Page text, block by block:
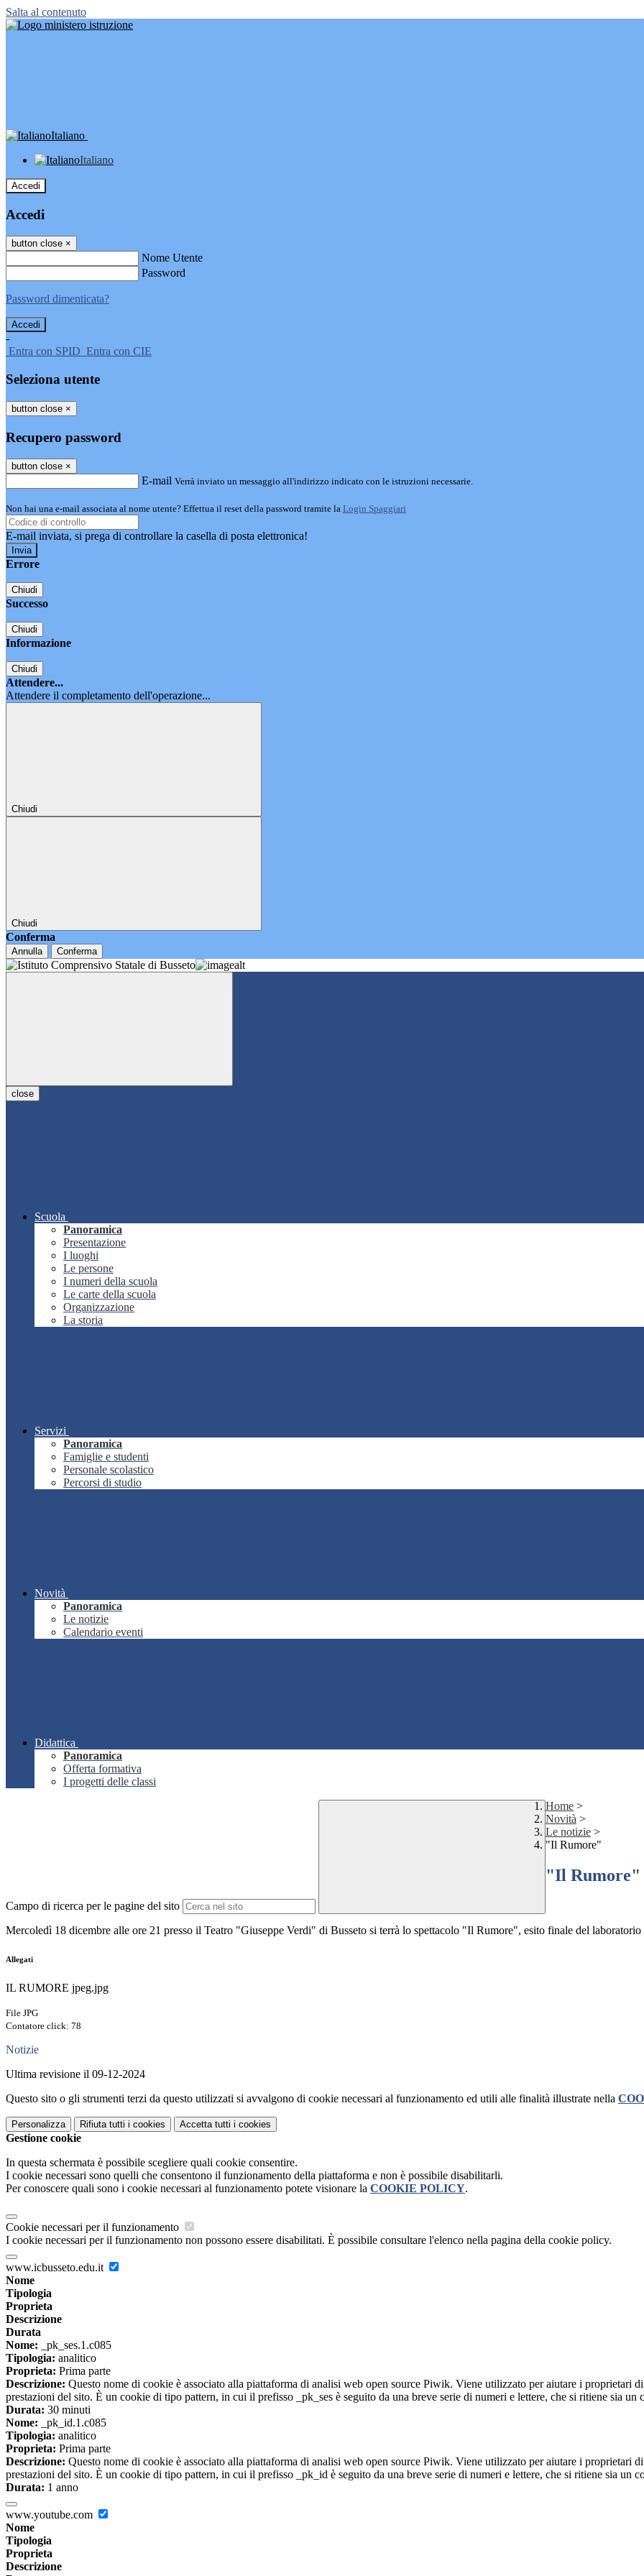
Salta al contenuto
Italiano
Italiano
Accedi
Accedi
button close ×
Nome Utente
Password
Password dimenticata?
-
Entra con SPID Entra con CIE
Seleziona utente
button close ×
Recupero password
button close ×
E-mail Verrà inviato un messaggio all'indirizzo indicato con le istruzioni necessarie.
Non hai una e-mail associata al nome utente? Effettua il reset della password tramite la Login Spaggiari
E-mail inviata, si prega di controllare la casella di posta elettronica!
Errore
Chiudi
Successo
Chiudi
Informazione
Chiudi
Attendere...
Attendere il completamento dell'operazione...
Chiudi
Chiudi
Conferma
Annulla Conferma
close
Scuola
Panoramica
Presentazione
I luoghi
Le persone
I numeri della scuola
Le carte della scuola
Organizzazione
La storia
Servizi
Panoramica
Famiglie e studenti
Personale scolastico
Percorsi di studio
Novità
Panoramica
Le notizie
Calendario eventi
Didattica
Panoramica
Offerta formativa
I progetti delle classi
Campo di ricerca per le pagine del sito
Home >
Novità >
Le notizie >
"Il Rumore"
"Il Rumore"
Mercoledì 18 dicembre alle ore 21 presso il Teatro "Giuseppe Verdi" di Busseto si terrà lo spettacolo "Il Rumore", esito finale del
Allegati
IL RUMORE jpeg.jpg
File JPG
Contatore click: 78
Notizie
Ultima revisione il 09-12-2024
Questo sito o gli strumenti terzi da questo utilizzati si avvalgono di cookie necessari al funzionamento ed utili alle finalità illustrate nella
Personalizza Rifiuta tutti i cookies Accetta tutti i cookies
Gestione cookie
In questa schermata è possibile scegliere quali cookie consentire.
I cookie necessari sono quelli che consentono il funzionamento della piattaforma e non è possibile disabilitarli.
Per conoscere quali sono i cookie necessari al funzionamento potete visionare la COOKIE POLICY.
Cookie necessari per il funzionamento
I cookie necessari per il funzionamento non possono essere disabilitati. È possibile consultare l'elenco nella pagina della cookie policy.
www.icbusseto.edu.it
Nome
Tipologia
Proprieta
Descrizione
Durata
Nome: _pk_ses.1.c085
Tipologia: analitico
Proprieta: Prima parte
Descrizione: Questo nome di cookie è associato alla piattaforma di analisi web open source Piwik. Viene utilizzato per aiutare i proprietari
prestazioni del sito. È un cookie di tipo pattern, in cui il prefisso _pk_ses è seguito da una breve serie di numeri e lettere, che si ritiene sia
Durata: 30 minuti
Nome: _pk_id.1.c085
Tipologia: analitico
Proprieta: Prima parte
Descrizione: Questo nome di cookie è associato alla piattaforma di analisi web open source Piwik. Viene utilizzato per aiutare i proprietari
prestazioni del sito. È un cookie di tipo pattern, in cui il prefisso _pk_id è seguito da una breve serie di numeri e lettere, che si ritiene sia un
Durata: 1 anno
www.youtube.com
Nome
Tipologia
Proprieta
Descrizione